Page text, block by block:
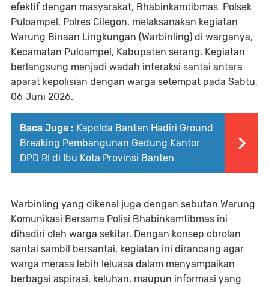
efektif dengan masyarakat, Bhabinkamtibmas Polsek
Puloampel, Polres Cilegon, melaksanakan kegiatan
Warung Binaan Lingkungan (Warbinling) di warganya,
Kecamatan Puloampel, Kabupaten serang. Kegiatan
berlangsung menjadi wadah interaksi santai antara
aparat kepolisian dengan warga setempat pada Sabtu,
06 Juni 2026.
Baca Juga : Kapolda Banten Hadiri Ground
Breaking Pembangunan Gedung Kantor
DPD RI di Ibu Kota Provinsi Banten
Warbinling yang dikenal juga dengan sebutan Warung
Komunikasi Bersama Polisi Bhabinkamtibmas ini
dihadiri oleh warga sekitar. Dengan konsep obrolan
santai sambil bersantai, kegiatan ini dirancang agar
warga merasa lebih leluasa dalam menyampaikan
berbagai aspirasi, keluhan, maupun informasi yang